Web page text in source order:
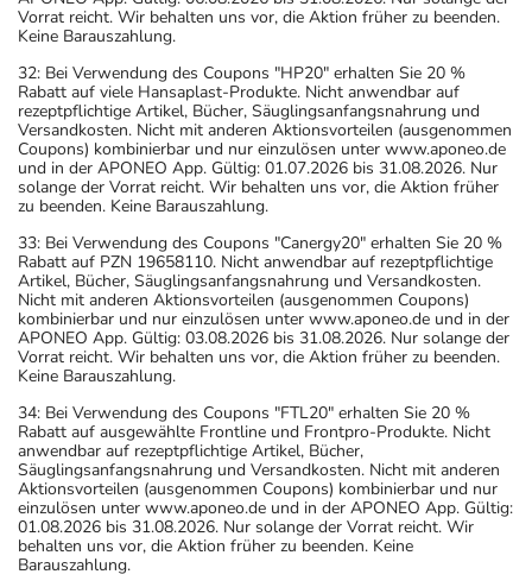
Vorrat reicht. Wir behalten uns vor, die Aktion früher zu beenden.
Keine Barauszahlung.
32: Bei Verwendung des Coupons "HP20" erhalten Sie 20 %
Rabatt auf viele Hansaplast-Produkte. Nicht anwendbar auf
rezeptpflichtige Artikel, Bücher, Säuglingsanfangsnahrung und
Versandkosten. Nicht mit anderen Aktionsvorteilen (ausgenommen
Coupons) kombinierbar und nur einzulösen unter www.aponeo.de
und in der APONEO App. Gültig: 01.07.2026 bis 31.08.2026. Nur
solange der Vorrat reicht. Wir behalten uns vor, die Aktion früher
zu beenden. Keine Barauszahlung.
33: Bei Verwendung des Coupons "Canergy20" erhalten Sie 20 %
Rabatt auf PZN 19658110. Nicht anwendbar auf rezeptpflichtige
Artikel, Bücher, Säuglingsanfangsnahrung und Versandkosten.
Nicht mit anderen Aktionsvorteilen (ausgenommen Coupons)
kombinierbar und nur einzulösen unter www.aponeo.de und in der
APONEO App. Gültig: 03.08.2026 bis 31.08.2026. Nur solange der
Vorrat reicht. Wir behalten uns vor, die Aktion früher zu beenden.
Keine Barauszahlung.
34: Bei Verwendung des Coupons "FTL20" erhalten Sie 20 %
Rabatt auf ausgewählte Frontline und Frontpro-Produkte. Nicht
anwendbar auf rezeptpflichtige Artikel, Bücher,
Säuglingsanfangsnahrung und Versandkosten. Nicht mit anderen
Aktionsvorteilen (ausgenommen Coupons) kombinierbar und nur
einzulösen unter www.aponeo.de und in der APONEO App. Gültig:
01.08.2026 bis 31.08.2026. Nur solange der Vorrat reicht. Wir
behalten uns vor, die Aktion früher zu beenden. Keine
Barauszahlung.